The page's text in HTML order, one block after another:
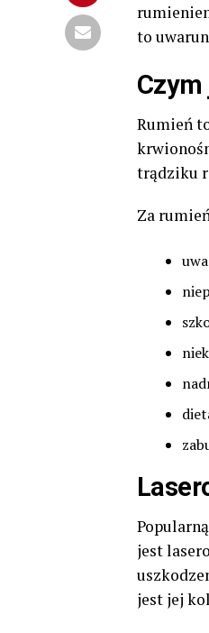
to
Rumień
trądziku
Za
jest
jest jej